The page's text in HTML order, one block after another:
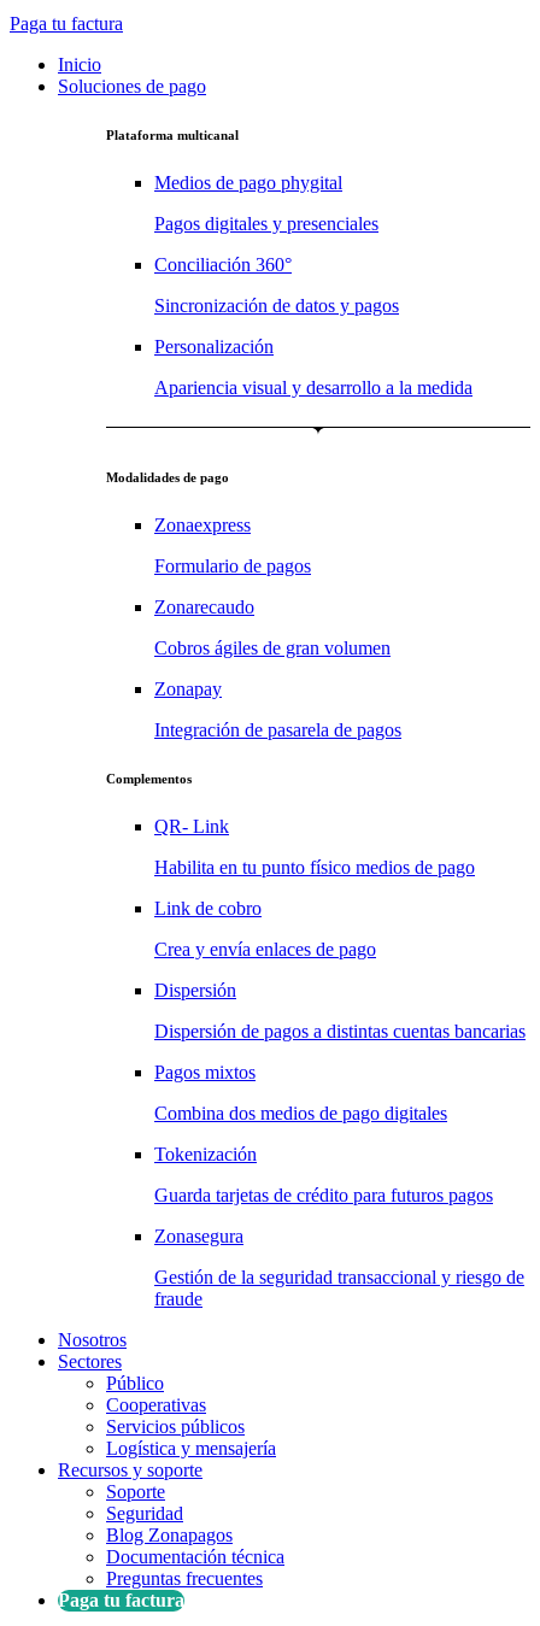
Paga tu factura
Inicio
Soluciones de pago
Plataforma multicanal
Medios de pago phygital
Pagos digitales y presenciales
Conciliación 360°
Sincronización de datos y pagos
Personalización
Apariencia visual y desarrollo a la medida
Modalidades de pago
Zonaexpress
Formulario de pagos
Zonarecaudo
Cobros ágiles de gran volumen
Zonapay
Integración de pasarela de pagos
Complementos
QR- Link
Habilita en tu punto físico medios de pago
Link de cobro
Crea y envía enlaces de pago
Dispersión
Dispersión de pagos a distintas cuentas bancarias
Pagos mixtos
Combina dos medios de pago digitales
Tokenización
Guarda tarjetas de crédito para futuros pagos
Zonasegura
Gestión de la seguridad transaccional y riesgo de
fraude
Nosotros
Sectores
Público
Cooperativas
Servicios públicos
Logística y mensajería
Recursos y soporte
Soporte
Seguridad
Blog Zonapagos
Documentación técnica
Preguntas frecuentes
Paga tu factura